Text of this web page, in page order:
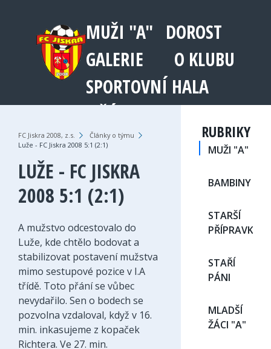
MUŽI "A" DOROST
GALERIE
O KLUBU
SPORTOVNÍ HALA
FC Jiskra 2008, z.s. › Články o týmu ›
Luže - FC Jiskra 2008 5:1 (2:1)
LUŽE - FC JISKRA
2008 5:1 (2:1)
A mužstvo odcestovalo do
Luže, kde chtělo bodovat a
stabilizovat postavení mužstva
mimo sestupové pozice v I.A
třídě. Toto přání se vůbec
nevydařilo. Sen o bodech se
pozvolna vzdaloval, když v 16.
min. inkasujeme z kopaček
Richtera. Ve 27. min.
RUBRIKY
MUŽI "A"
BAMBINY
STARŠÍ
PŘÍPRAVKA
STAŘÍ
PÁNI
MLADŠÍ
ŽÁCI "A"